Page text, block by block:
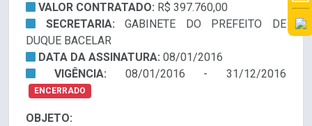
VALOR CONTRATADO: R$ 397.760,00
SECRETARIA:GABINETE DO PREFEITO DE
DUQUE BACELAR
DATA DA ASSINATURA: 08/01/2016
VIGÊNCIA: 08/01/2016 - 31/12/2016
ENCERRADO
OBJETO: